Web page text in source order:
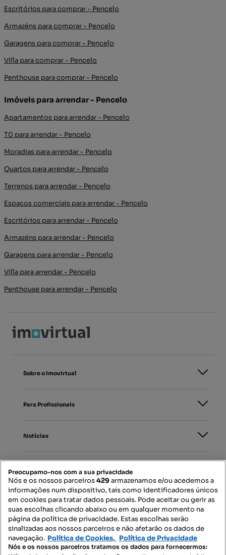
Escritórios para comprar - Pencelo
Armazéns para comprar - Pencelo
Garagens para comprar - Pencelo
Villa para comprar - Pencelo
Penthouse para comprar - Pencelo
Imóveis para arrendar - Pencelo
Apartamentos para arrendar - Pencelo
T0 para arrendar - Pencelo
Moradias para arrendar - Pencelo
Quartos para arrendar - Pencelo
Terrenos para arrendar - Pencelo
Espaços comerciais para arrendar - Pencelo
Escritórios para arrendar - Pencelo
Armazéns para arrendar - Pencelo
Garagens para arrendar - Pencelo
Villa para arrendar - Pencelo
Penthouse para arrendar - Pencelo
Sobre o Imovirtual
Para Profissionais
Notícias
Mapa do Site
Contacte-nos
Preocupamo-nos com a sua privacidade
Nós e os nossos parceiros429armazenamos e/ou acedemos a
informações num dispositivo, tais como identificadores únicos
em cookies para tratar dados pessoais. Pode aceitar ou gerir as
suas escolhas clicando abaixo ou em qualquer momento na
página da política de privacidade. Estas escolhas serão
sinalizadas aos nossos parceiros e não afetarão os dados de
navegação. Política de Cookies, Política de Privacidade
Nós e os nossos parceiros tratamos os dados para fornecermos: